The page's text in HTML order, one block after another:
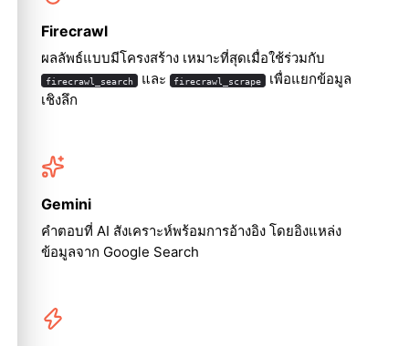
Firecrawl
ผลลัพธ์แบบมีโครงสร้าง เหมาะที่สุดเมื่อใช้ร่วมกับ
firecrawl_search และ firecrawl_scrape
เพื่อแยกข้อมูล
เชิงลึก
Gemini
คำตอบที่ AI สังเคราะห์พร้อมการอ้างอิง โดยอิงแหล่ง
ข้อมูลจาก Google Search